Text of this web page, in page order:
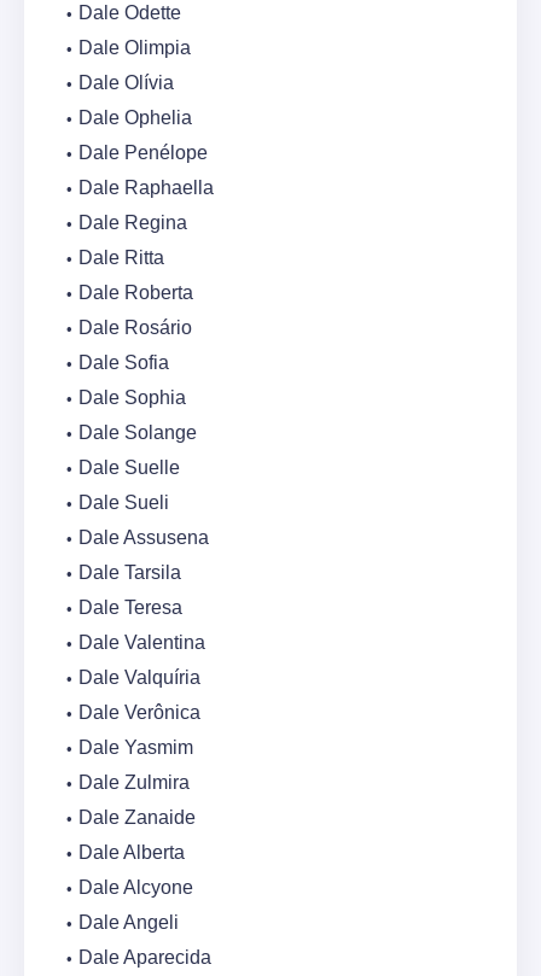
Dale Odette
Dale Olimpia
Dale Olívia
Dale Ophelia
Dale Penélope
Dale Raphaella
Dale Regina
Dale Ritta
Dale Roberta
Dale Rosário
Dale Sofia
Dale Sophia
Dale Solange
Dale Suelle
Dale Sueli
Dale Assusena
Dale Tarsila
Dale Teresa
Dale Valentina
Dale Valquíria
Dale Verônica
Dale Yasmim
Dale Zulmira
Dale Zanaide
Dale Alberta
Dale Alcyone
Dale Angeli
Dale Aparecida